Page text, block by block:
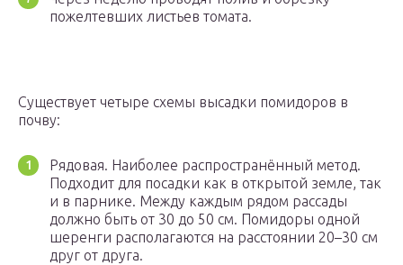
пожелтевших листьев томата.
Существует четыре схемы высадки помидоров в
почву:
Рядовая. Наиболее распространённый метод.
Подходит для посадки как в открытой земле, так
и в парнике. Между каждым рядом рассады
должно быть от 30 до 50 см. Помидоры одной
шеренги располагаются на расстоянии 20–30 см
друг от друга.